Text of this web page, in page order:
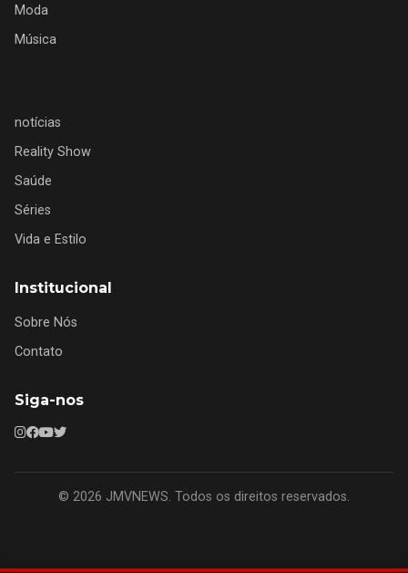
Moda
Música
notícias
Reality Show
Saúde
Séries
Vida e Estilo
Institucional
Sobre Nós
Contato
Siga-nos
© 2026 JMVNEWS. Todos os direitos reservados.